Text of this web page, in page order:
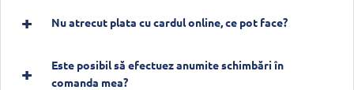
Nu atrecut plata cu cardul online, ce pot face?
Este posibil să efectuez anumite schimbări în
comanda mea?